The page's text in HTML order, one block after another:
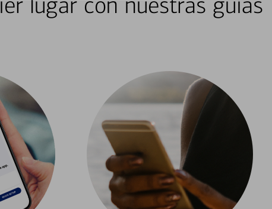
lugar con nuestras guías